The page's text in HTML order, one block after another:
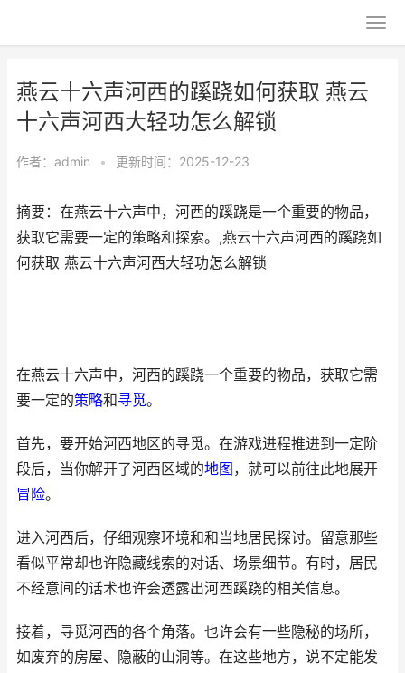
燕云十六声河西的蹊跷如何获取 燕云
十六声河西大轻功怎么解锁
作者： admin • 更新时间：2025-12-23
摘要：在燕云十六声中，河西的蹊跷是一个重要的物品，
获取它需要一定的策略和探索。,燕云十六声河西的蹊跷如
何获取 燕云十六声河西大轻功怎么解锁
在燕云十六声中，河西的蹊跷一个重要的物品，获取它需
要一定的策略和寻觅。
首先，要开始河西地区的寻觅。在游戏进程推进到一定阶
段后，当你解开了河西区域的地图 ，就可以前往此地展开
冒险。
进入河西后，仔细观察环境和和当地居民探讨。留意那些
看似平常却也许隐藏线索的对话、场景细节。有时，居民
不经意间的话术也许会透露出河西蹊跷的相关信息。
接着，寻觅河西的各个角落。也许会有一些隐秘的场所，
如废弃的房屋、隐蔽的山洞等。在这些地方，说不定能发